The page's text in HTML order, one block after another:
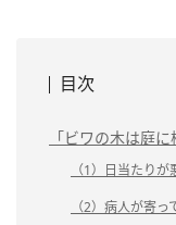
目次
「ビワの木は庭
（1）日当たり
（2）病人が寄